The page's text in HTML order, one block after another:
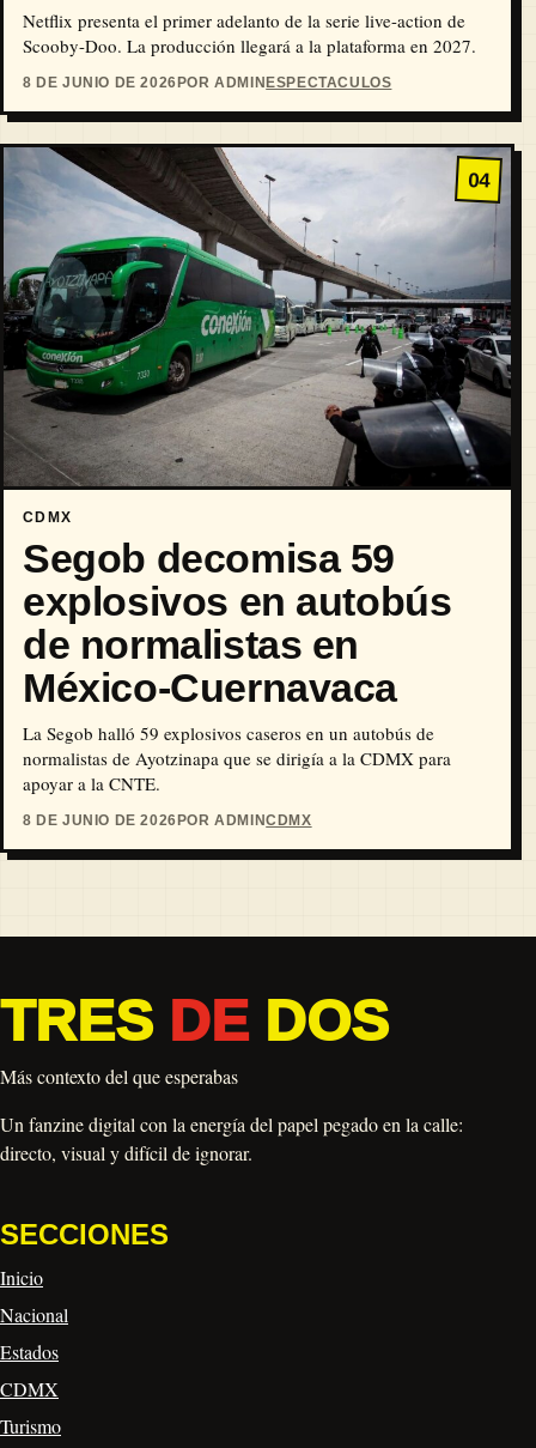
Netflix presenta el primer adelanto de la serie live-action de
Scooby-Doo. La producción llegará a la plataforma en 2027.
8 DE JUNIO DE 2026 POR ADMIN ESPECTACULOS
04
CDMX
Segob decomisa 59
explosivos en autobús
de normalistas en
México-Cuernavaca
La Segob halló 59 explosivos caseros en un autobús de
normalistas de Ayotzinapa que se dirigía a la CDMX para
apoyar a la CNTE.
8 DE JUNIO DE 2026 POR ADMINCDMX
TRES DEDOS
Más contexto del que esperabas
Un fanzine digital con la energía del papel pegado en la calle:
directo, visual y difícil de ignorar.
SECCIONES
Inicio
Nacional
Estados
CDMX
Turismo